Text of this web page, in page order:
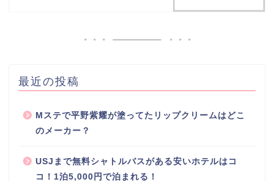
最近の投稿
Mステで平野紫耀が塗ってたリップクリームはどこ
のメーカー？
USJまで無料シャトルバスがある安いホテルはコ
コ！1泊5,000円で泊まれる！